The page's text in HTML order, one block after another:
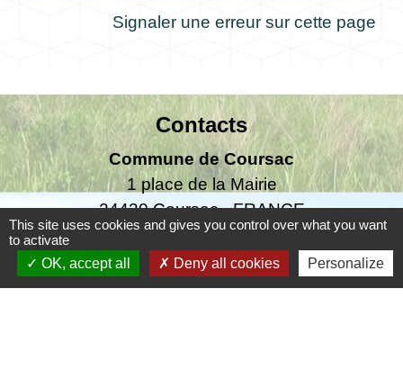
Signaler une erreur sur cette page
Contacts
Commune de Coursac
1 place de la Mairie
24430 Coursac - FRANCE
+33 5 53 54 61 61
Téléphone pour les urgences uniquement en
This site uses cookies and gives you control over what you want
to activate
OK, accept all
Deny all cookies Personalize